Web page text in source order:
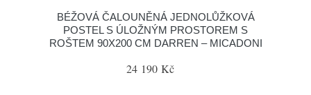
BÉŽOVÁ ČALOUNĚNÁ JEDNOLŮŽKOVÁ
POSTEL S ÚLOŽNÝM PROSTOREM S
ROŠTEM 90X200 CM DARREN – MICADONI
24 190 Kč